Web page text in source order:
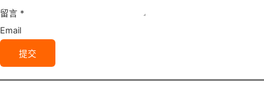
留言 *
Email
提交